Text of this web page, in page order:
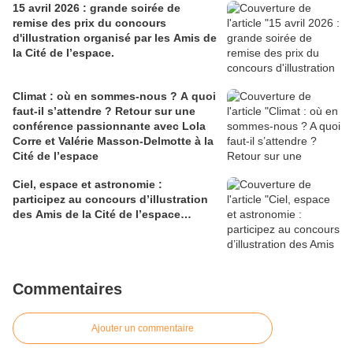
15 avril 2026 : grande s oirée de
remise des prix du concours
d'illustration organisé par les Amis de
la Cité de l’espace.
Climat : où en sommes-nous ? A quoi
faut-il s’attendre ? Retour sur une
conférence passionnante avec Lola
Corre et Valérie Masson-Delmotte à la
Cité de l’espace
Ciel, espace et astronomie :
participez au concours d’illustration
des Amis de la Cité de l’espace…
Commentaires
Ajouter un commentaire